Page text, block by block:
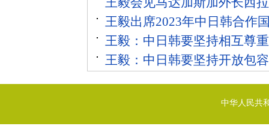
王毅出席2023年中日韩合作
王毅：中日韩要坚持相互尊
王毅：中日韩要坚持开放包
中华人民共